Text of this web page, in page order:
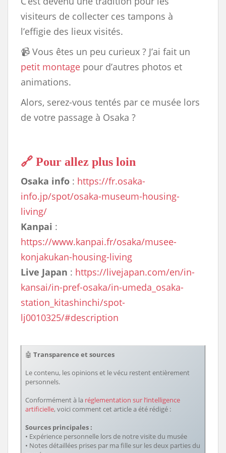
visiteurs de collecter ces tampons à
l’effigie des lieux visités.
📹​ Vous êtes un peu curieux ? J’ai fait un
petit montage pour d’autres photos et
animations.
Alors, serez-vous tentés par ce musée lors
de votre passage à Osaka ?
🔗 Pour allez plus loin
Osaka info : https://fr.osaka-
info.jp/spot/osaka-museum-housing-
living/
Kanpai :
https://www.kanpai.fr/osaka/musee-
konjakukan-housing-living
Live Japan : https://livejapan.com/en/in-
kansai/in-pref-osaka/in-umeda_osaka-
station_kitashinchi/spot-
lj0010325/#description
🤖 Transparence et sources
Le contenu, les opinions et le vécu restent entièrement
personnels.
Conformément à la réglementation sur l’intelligence
artificielle, voici comment cet article a été rédigé :
Sources principales :
• Expérience personnelle lors de notre visite du musée
• Notes détaillées prises par ma fille sur les deux parties du